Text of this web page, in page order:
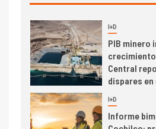
3 I+D
PIB minero
Central
dispares
4 I+D
Informe